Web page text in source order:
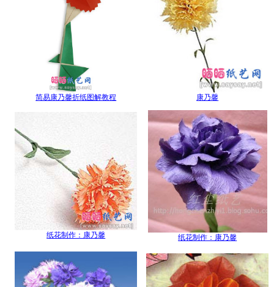
简易康乃馨折纸图解教程 康乃馨
纸花制作：康乃馨 纸花制作：康乃馨